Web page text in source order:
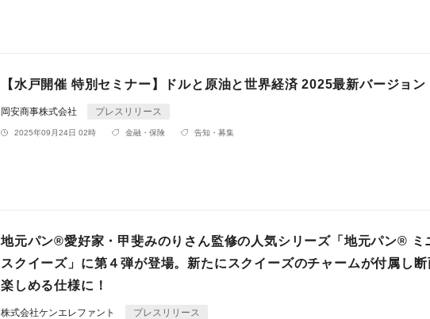
【水戸開催 特別セミナー】ドルと原油と世界経済 2025最新バージョン
岡安商事株式会社 プレスリリース
2025年09月24日 02時 金融・保険 告知・募集
地元パン®愛好家・甲斐みのりさん監修の人気シリーズ「地元パン® ミ
スクイーズ」に第４弾が登場。新たにスクイーズのチャームが付属し
楽しめる仕様に！
株式会社ケンエレファント プレスリリース